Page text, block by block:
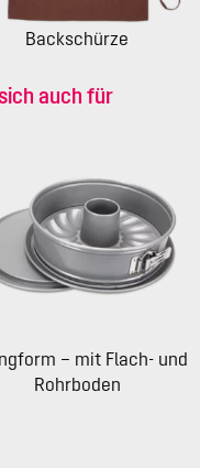
Backschürze
auch für
– mit Flach- und
Rohrboden